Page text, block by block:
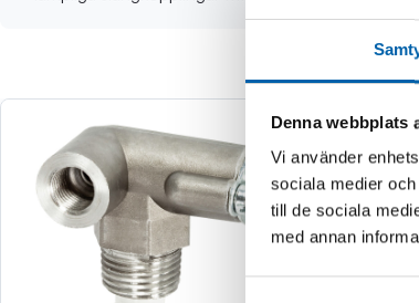
Denna webbplats
Vi använder
sociala medier
till de sociala
med annan